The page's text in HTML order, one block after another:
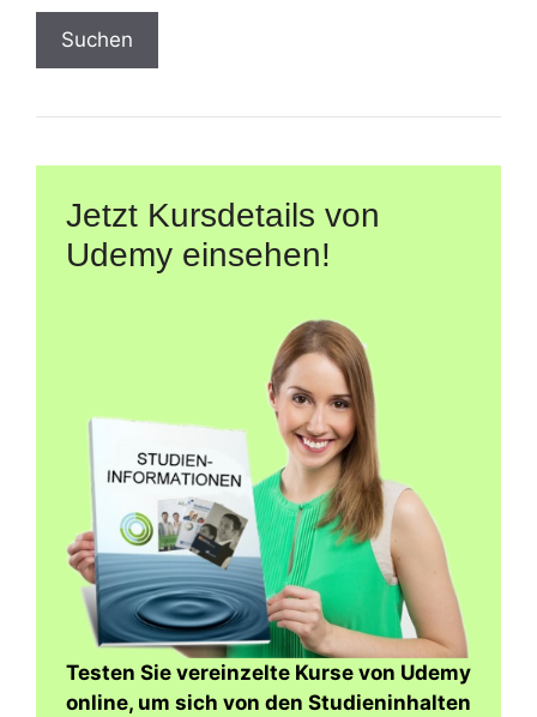
Suchen
Jetzt Kursdetails von
Udemy einsehen!
Testen Sie vereinzelte Kurse von Udemy
online, um sich von den Studieninhalten